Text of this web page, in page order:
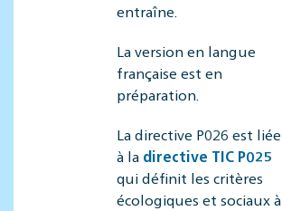
entraîne.
La version en langue
française est en
préparation.
La directive P026 est liée
à la directive TIC P025
qui définit les critères
écologiques et sociaux à